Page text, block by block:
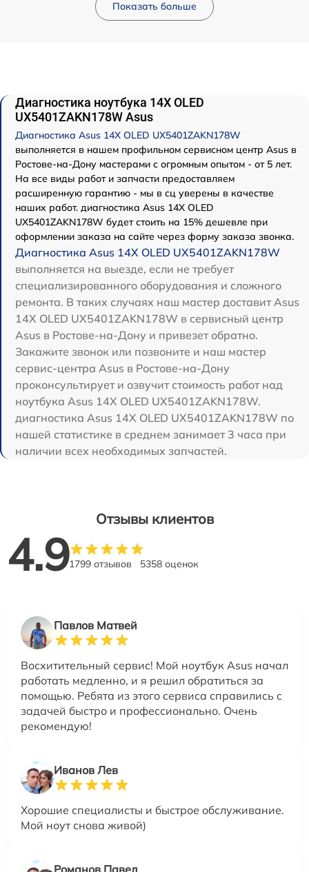
Показать больше
Диагностика ноутбука 14X OLED
UX5401ZAKN178W Asus
Диагностика Asus 14X OLED UX5401ZAKN178W
выполняется в нашем профильном сервисном центр Asus в
Ростове-на-Дону мастерами с огромным опытом - от 5 лет.
На все виды работ и запчасти предоставляем
расширенную гарантию - мы в сц уверены в качестве
наших работ. диагностика Asus 14X OLED
UX5401ZAKN178W будет стоить на 15% дешевле при
оформлении заказа на сайте через форму заказа звонка.
Диагностика Asus 14X OLED UX5401ZAKN178W
выполняется на выезде, если не требует
специализированного оборудования и сложного
ремонта. В таких случаях наш мастер доставит Asus
14X OLED UX5401ZAKN178W в сервисный центр
Asus в Ростове-на-Дону и привезет обратно.
Закажите звонок или позвоните и наш мастер
сервис-центра Asus в Ростове-на-Дону
проконсультирует и озвучит стоимость работ над
ноутбука Asus 14X OLED UX5401ZAKN178W.
диагностика Asus 14X OLED UX5401ZAKN178W по
нашей статистике в среднем занимает 3 часа при
наличии всех необходимых запчастей.
Отзывы клиентов
4.91799 отзывов 5358 оценок
Павлов Матвей
Восхитительный сервис! Мой ноутбук Asus начал
работать медленно, и я решил обратиться за
помощью. Ребята из этого сервиса справились с
задачей быстро и профессионально. Очень
рекомендую!
Иванов Лев
Хорошие специалисты и быстрое обслуживание.
Мой ноут снова живой)